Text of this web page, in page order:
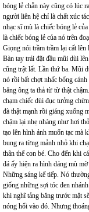
bóng lẻ chẵn này cũng có lúc
người liên hệ chỉ là chất xúc
nhạc sĩ mù là chiếc bóng lẻ
là chiếc bóng lẻ của nó trên
Giọng nói trầm trầm lại cất lên
Bàn tay trái đặt đầu mũi dùi
cũng trật lất. Lần thứ ba. Mũi
nó rồi bất chợt nhấc bổng
băng ông ta thả từ từ thật
chạm chiếc dùi đục tưởng
đà thật mạnh rồi giáng xuống
chậm lại nhẹ nhàng như hơi
tạo lên hình ảnh muốn tạc mà
bung ra từng mảnh nhỏ khi
thân thể con bé. Cho đến khi
đá ấy hiện ra hình dáng mù
Những sáng kế tiếp. Nó
giống những sợi tóc đen
khi nghĩ tảng băng trước mặt
nóng hổi vào đó. Nhưng